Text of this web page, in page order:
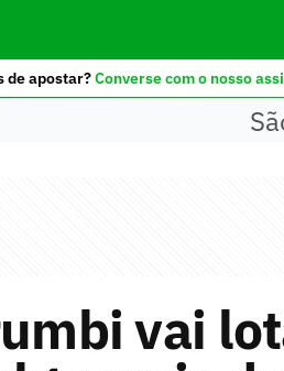
de apostar?Converse com o nosso
vai